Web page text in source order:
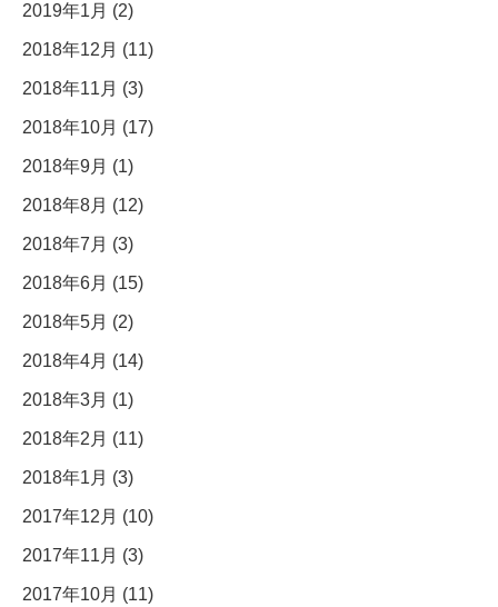
2019年1月 (2)
2018年12月 (11)
2018年11月 (3)
2018年10月 (17)
2018年9月 (1)
2018年8月 (12)
2018年7月 (3)
2018年6月 (15)
2018年5月 (2)
2018年4月 (14)
2018年3月 (1)
2018年2月 (11)
2018年1月 (3)
2017年12月 (10)
2017年11月 (3)
2017年10月 (11)